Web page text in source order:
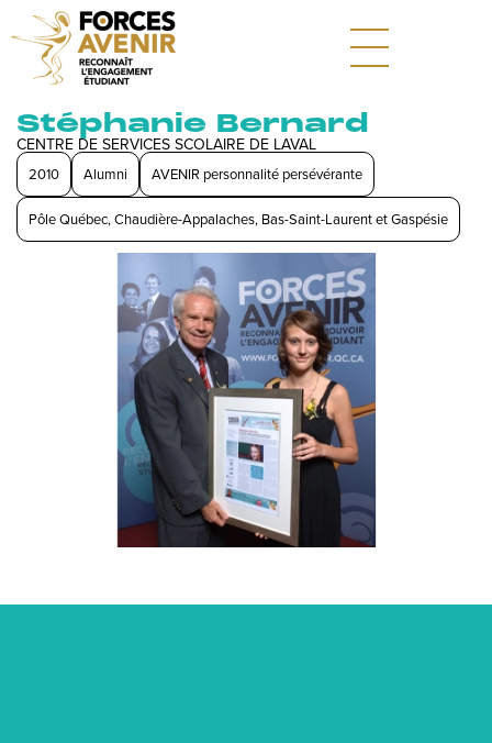
Stéphanie Bernard
CENTRE DE SERVICES SCOLAIRE DE LAVAL
2010 Alumni AVENIR personnalité persévérante
Pôle Québec, Chaudière-Appalaches, Bas-Saint-Laurent et Gaspésie